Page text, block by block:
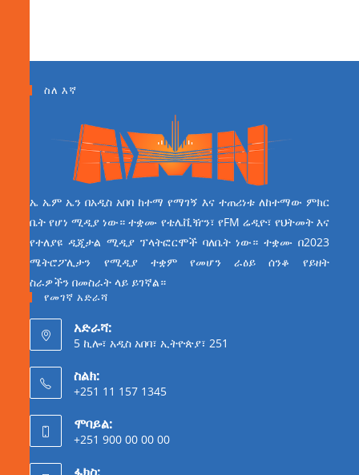
ስለ እኛ
ኤ ኤም ኤን በአዲስ አበባ ከተማ የማገኝ እና ተጠሪነቱ ለከተማው ምክር
ቤት የሆነ ሚዲያ ነው። ተቋሙ የቴሌቪዥን፣ የFM ሬዲዮ፣ የህትመት እና
የተለያዩ ዲጂታል ሚዲያ ፕላትፎርሞች ባለቤት ነው። ተቋሙ በ2023
ሜትሮፖሊታን የሚዲያ ተቋም የመሆን ራዕይ ሰንቆ የይዘት
ስራዎችን በመስራት ላይ ይገኛል።
የመገኛ አድራሻ
አድራሻ:
5 ኪሎ፣ አዲስ አበባ፣ ኢትዮጵያ፣ 251
ስልክ:
+251 11 157 1345
ሞባይል:
+251 900 00 00 00